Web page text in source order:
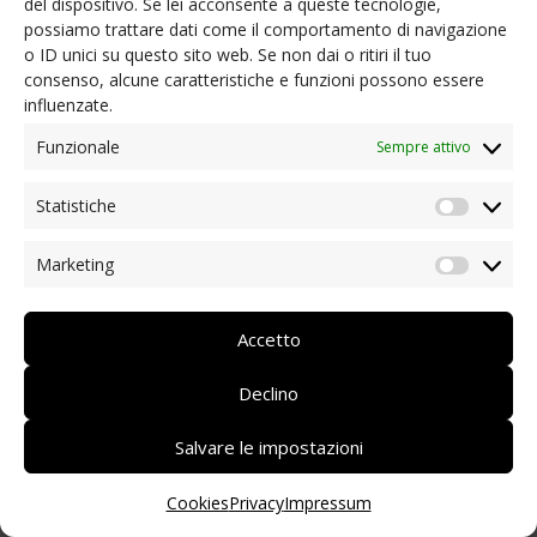
possiamo trattare dati come il comportamento di navigazione
o ID unici su questo sito web. Se non dai o ritiri il tuo
consenso, alcune caratteristiche e funzioni possono essere
influenzate.
Funzionale
Sempre attivo
Statistiche
Marketing
Accetto
Declino
Salvare le impostazioni
CookiesPrivacyImpressum
NEWS
Ordinanze presidenziali e informazioni utili
Coronavirus: aiuto dai soci
Iniziative dei nostri soci/partner
DEUTSCH